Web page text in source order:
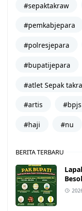
#sepaktakraw
#pemkabjepara
#polresjepara
#bupatijepara
#atlet Sepak
#artis
#haji #nu
BERITA TERBARU